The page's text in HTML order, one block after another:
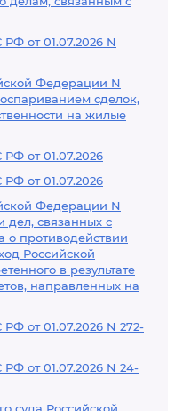
от 01.07.2026 N
Федерации N
сделок,
на жилые
от 01.07.2026
от 01.07.2026
Федерации N
дел, связанных с
о противодействии
Российской
в результате
направленных на
от 01.07.2026 N 272-
от 01.07.2026 N 24-